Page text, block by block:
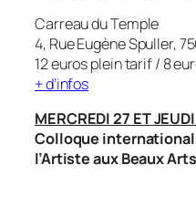
Carreau du Temple
4, Rue Eugène Spuller,
12 euros plein tarif / 8
+ d’infos
MERCREDI 27 ET
Colloque international
l’Artisteaux Beaux